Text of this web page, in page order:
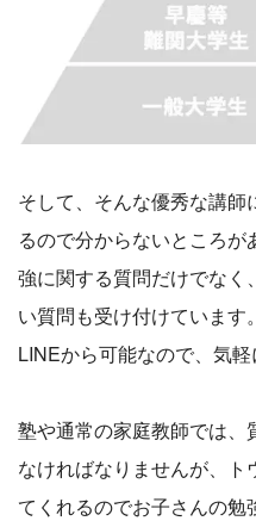
そして、そんな優秀な講師
るので分からないところ
強に関する質問だけでなく
い質問も受け付けていま
LINEから可能なので、気軽
塾や通常の家庭教師では、
なければなりませんが、ト
てくれるのでお子さんの